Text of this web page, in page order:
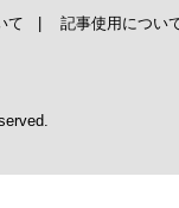
て 記事使用につい